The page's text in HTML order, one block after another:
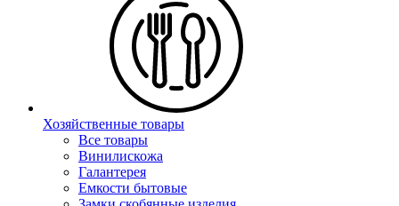
Хозяйственные товары
Все товары
Винилискожа
Галантерея
Емкости бытовые